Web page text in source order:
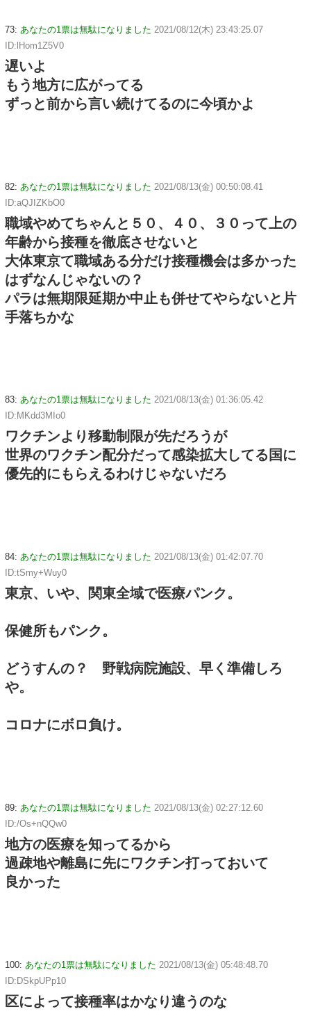
73: あなたの1票は無駄になりました 2021/08/12(木) 23:43:25.07
ID:lHom1Z5V0
遅いよ
もう地方に広がってる
ずっと前から言い続けてるのに今頃かよ
82: あなたの1票は無駄になりました 2021/08/13(金) 00:50:08.41
ID:aQJIZKbO0
職域やめてちゃんと５０、４０、３０って上の
年齢から接種を徹底させないと
大体東京て職域ある分だけ接種機会は多かった
はずなんじゃないの？
パラは無期限延期か中止も併せてやらないと片
手落ちかな
83: あなたの1票は無駄になりました 2021/08/13(金) 01:36:05.42
ID:MKdd3MIo0
ワクチンより移動制限が先だろうが
世界のワクチン配分だって感染拡大してる国に
優先的にもらえるわけじゃないだろ
84: あなたの1票は無駄になりました 2021/08/13(金) 01:42:07.70
ID:tSmy+Wuy0
東京、いや、関東全域で医療パンク。
保健所もパンク。
どうすんの？ 野戦病院施設、早く準備しろ
や。
コロナにボロ負け。
89: あなたの1票は無駄になりました 2021/08/13(金) 02:27:12.60
ID:/Os+nQQw0
地方の医療を知ってるから
過疎地や離島に先にワクチン打っておいて
良かった
100: あなたの1票は無駄になりました 2021/08/13(金) 05:48:48.70
ID:DSkpUPp10
区によって接種率はかなり違うのな